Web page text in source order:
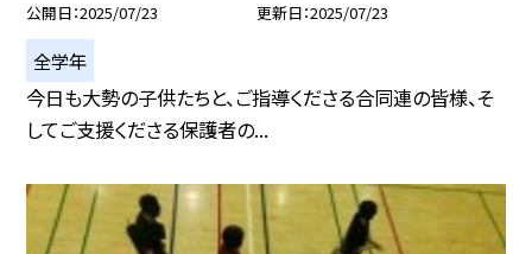
公開日 2025/07/23 更新日 2025/07/23
全学年
今日も大勢の子供たちと、ご指導くださる合同連の皆様、そ
してご支援くださる保護者の...